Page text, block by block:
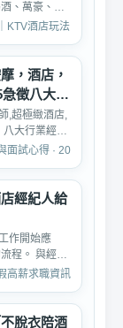
、萬豪、百
KTV酒店玩法、消費與
，酒店，
徵八大工
,超極緻酒店,
大行業經紀
面試心得 · 2025-01-20
經紀人給
作開始應
程。 與經紀
高薪求職資訊 · 2026-
脫衣陪酒